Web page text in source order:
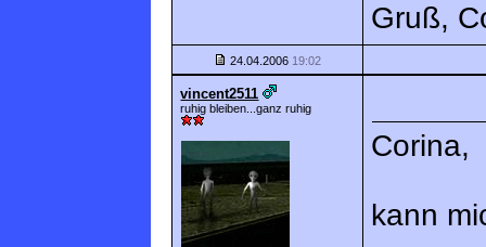
Gruß,
24.04.2006 19:02
vincent2511
ruhig bleiben...ganz ruhig
Corina,
kann